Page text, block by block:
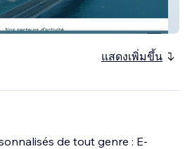
แสดงเพิ่มขึ้น
de tout genre : E-